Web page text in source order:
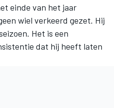
einde van het jaar
wiel verkeerd gezet. Hij
Het is een
dat hij heeft laten